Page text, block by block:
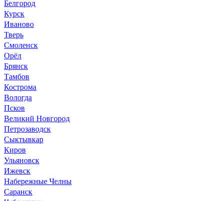
Белгород
Курск
Иваново
Тверь
Смоленск
Орёл
Брянск
Тамбов
Кострома
Вологда
Псков
Великий Новгород
Петрозаводск
Сыктывкар
Киров
Ульяновск
Ижевск
Набережные Челны
Саранск